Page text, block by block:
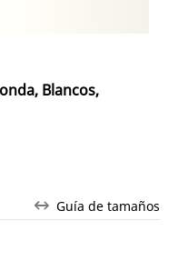
Blancos,
Guía de tamaños